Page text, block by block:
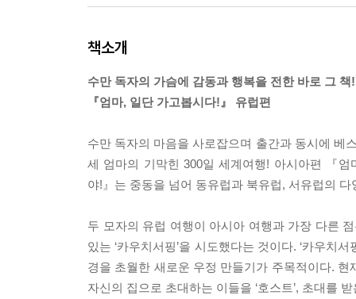
책소개
수만 독자의 가슴에 감동과 행복을 전한 바로 그 책!
『엄마, 일단 가고봅시다!』 유럽편
수만 독자의 마음을 사로잡으며 출간과 동시에 베
세 엄마의 기막힌 300일 세계여행! 아시아편 『
야!』는 중동을 넘어 동유럽과 북유럽, 서유럽의
두 모자의 유럽 여행이 아시아 여행과 가장 다른
있는 ‘카우치서핑’을 시도했다는 것이다. ‘카우치
경을 초월한 새로운 우정 만들기가 주목적이다.
자신의 집으로 초대하는 이들을 ‘호스트’, 초대를 받